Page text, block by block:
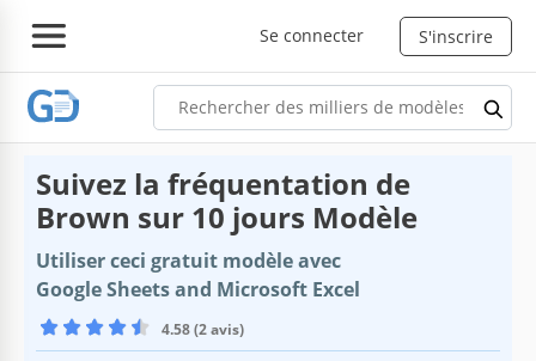
Se connecter S'inscrire
Suivez la fréquentation de
Brown sur 10 jours Modèle
Utiliser ceci gratuit modèle avec
Google Sheets and Microsoft Excel
4.58 (2 avis)